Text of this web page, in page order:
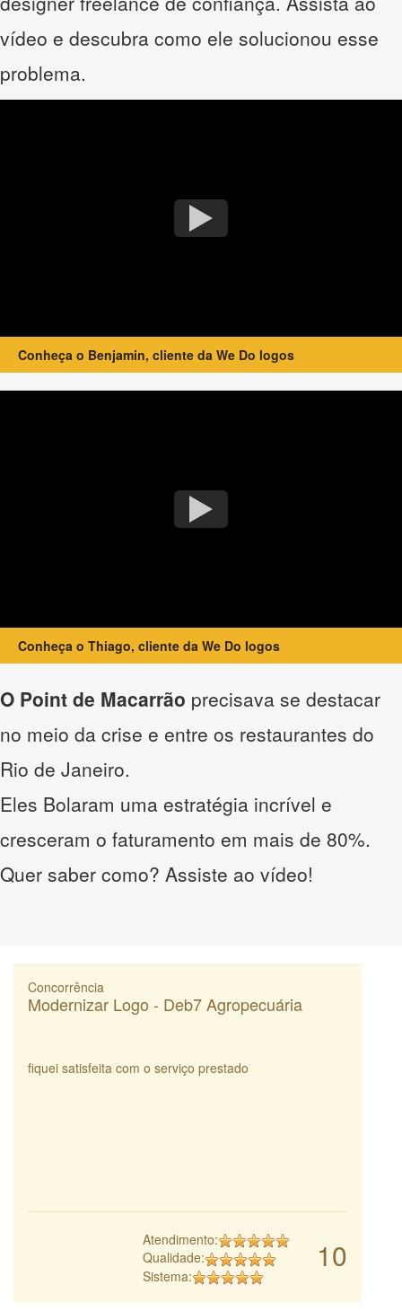
vídeo e descubra como ele solucionou esse
problema.
Conheça o Benjamin, cliente da We Do logos
Conheça o Thiago, cliente da We Do logos
O Point de Macarrão precisava se destacar
no meio da crise e entre os restaurantes do
Rio de Janeiro.
Eles Bolaram uma estratégia incrível e
cresceram o faturamento em mais de 80%.
Quer saber como? Assiste ao vídeo!
Concorrência
Modernizar Logo - Deb7 Agropecuária
fiquei satisfeita com o serviço prestado
10
Atendimento:
Qualidade:
Sistema: